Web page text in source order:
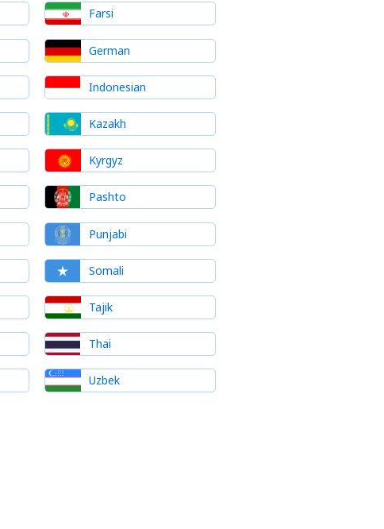
Farsi
German
Indonesian
Kazakh
Kyrgyz
Pashto
Punjabi
Somali
Tajik
Thai
Uzbek